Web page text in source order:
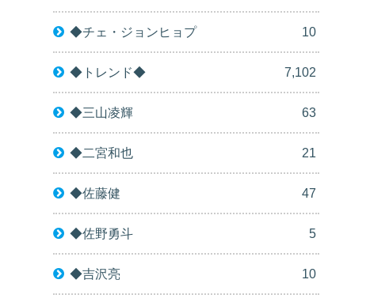
◆チェ・ジョンヒョプ 10
◆トレンド◆ 7,102
◆三山凌輝 63
◆二宮和也 21
◆佐藤健 47
◆佐野勇斗 5
◆吉沢亮 10